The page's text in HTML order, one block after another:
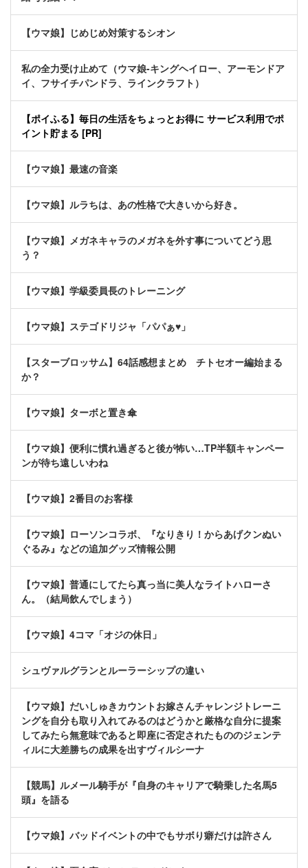
【ウマ娘】じめじめ対策するシオン
私の全力受け止めて（ウマ娘-キングヘイロー、アーモンドア
イ、フサイチパンドラ、ラインクラフト）
【ポイふる】毎日の生活をちょっとお得に サービス利用でポ
イント貯まる [PR]
【ウマ娘】最速の音楽
【ウマ娘】ルラちは、あの性格で大きいから好き。
【ウマ娘】メガネキャラのメガネを外す事についてどう思
う？
【ウマ娘】学級委員長のトレーニング
【ウマ娘】ステゴドリジャ「パパぁ♥」
【スターブロッサム】64話感想まとめ チトセオー編始まる
か？
【ウマ娘】ターボと置き傘
【ウマ娘】便利に慣れ過ぎると後が怖い…TP半額キャンペー
ンが待ち遠しいわね
【ウマ娘】2番目のお客様
【ウマ娘】ローソンコラボ、『なりきり！からあげクンぬい
ぐるみ』などの追加グッズ情報公開
【ウマ娘】普通にしてたら真っ当に美人なライトハローさ
ん。（結局飲んでしまう）
【ウマ娘】4コマ「オジの休日」
シュヴァルグランとルーラーシップの違い
【ウマ娘】だいしゅきカウントお嫁さんチャレンジトレーニ
ングを自分も取り入れてみるのはどうかと厳格な自分に提案
してみたら無意味であると即座に否定されたもののジェンテ
ィルに大差勝ちの成果を出すヴィルシーナ
【競馬】ルメール騎手が『自身のキャリアで騎乗した名馬5
頭』を語る
【ウマ娘】バッドイベントの中でもサボり癖だけは許さん